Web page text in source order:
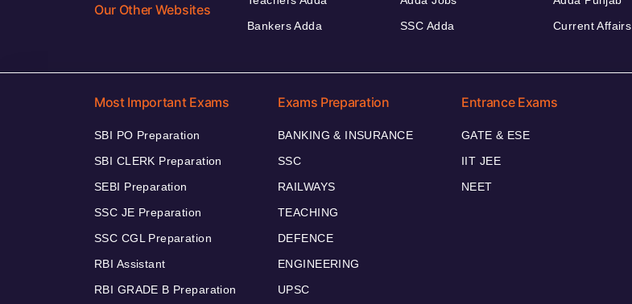
Our Other Websites
Bankers Adda
SSC Adda
Current Affairs
Most Important Exams
SBI PO Preparation
SBI CLERK Preparation
SEBI Preparation
SSC JE Preparation
SSC CGL Preparation
RBI Assistant
RBI GRADE B Preparation
Exams Preparation
BANKING & INSURANCE
SSC
RAILWAYS
TEACHING
DEFENCE
ENGINEERING
UPSC
Entrance Exams
GATE & ESE
IIT JEE
NEET